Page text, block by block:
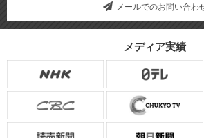
メールでのお問い合わ
メディア実績